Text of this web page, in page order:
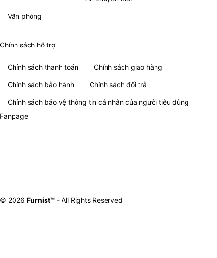
Văn phòng
Chính sách hỗ trợ
Chính sách thanh toán Chính sách giao hàng
Chính sách bảo hành Chính sách đổi trả
Chính sách bảo vệ thông tin cá nhân của người tiêu dùng
Fanpage
© 2026 Furnist™ - All Rights Reserved